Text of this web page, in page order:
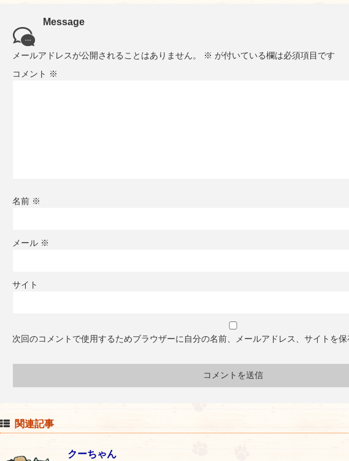
Message
メールアドレスが公開されることはありません。 ※ が付いている欄は必須項目です
コメント ※
名前 ※
メール ※
サイト
次回のコメントで使用するためブラウザーに自分の名前、メールアドレス、サイトを保
関連記事
クーちゃん